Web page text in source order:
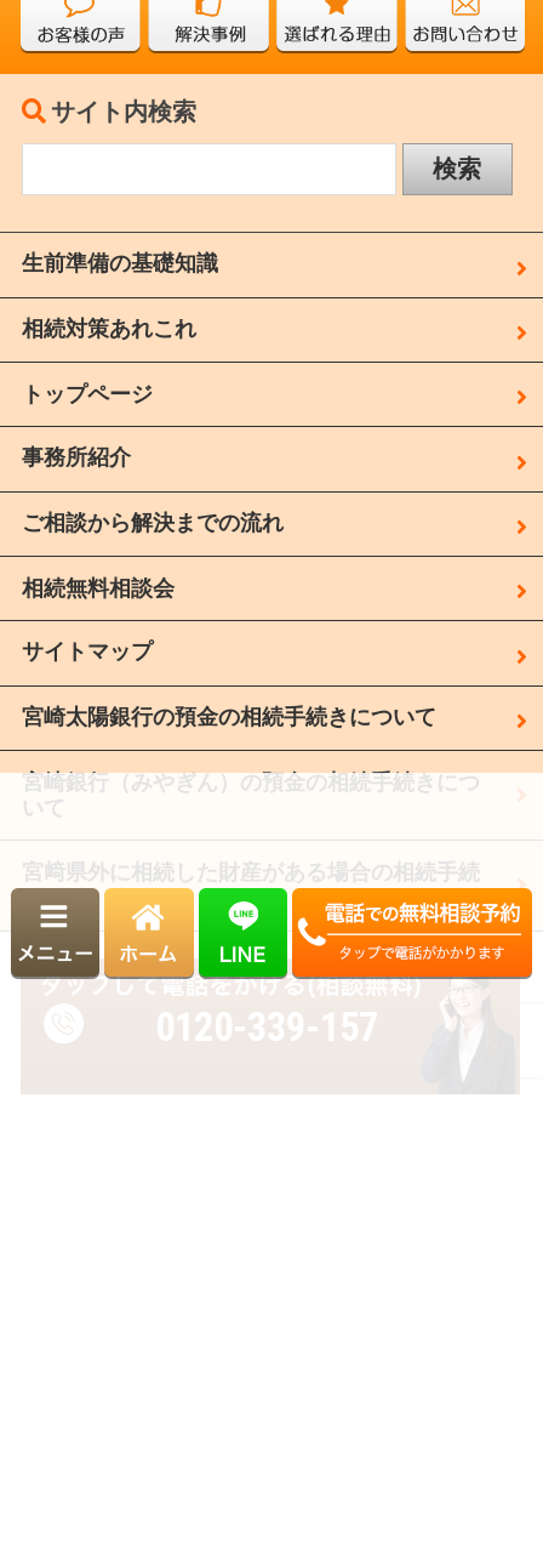
サイト内検索
生前準備の基礎知識
相続対策あれこれ
トップページ
事務所紹介
ご相談から解決までの流れ
相続無料相談会
サイトマップ
宮崎太陽銀行の預金の相続手続きについて
宮崎銀行（みやぎん）の預金の相続手続きにつ
いて
宮﨑県外に相続した財産がある場合の相続手続
0120-339-157